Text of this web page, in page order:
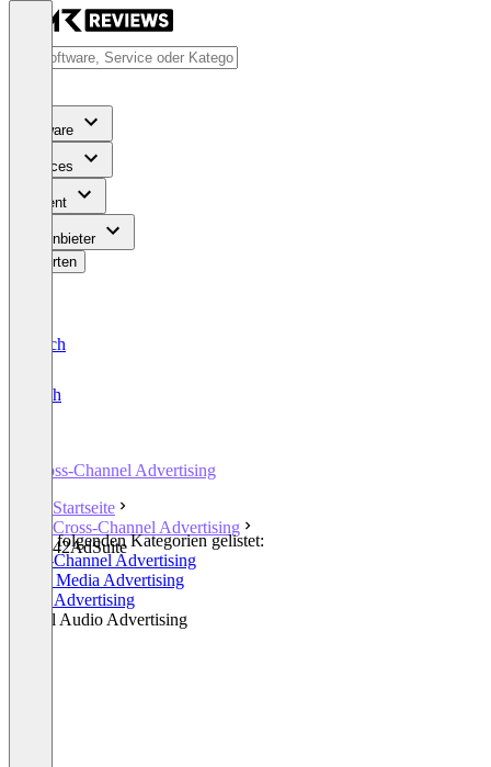
Software
Services
Content
Für Anbieter
Bewerten
Deutsch
English
Cross-Channel Advertising
Startseite
Cross-Channel Advertising
42AdSuite
In den folgenden Kategorien gelistet:
Cross-Channel Advertising
Social Media Advertising
Video Advertising
Digital Audio Advertising